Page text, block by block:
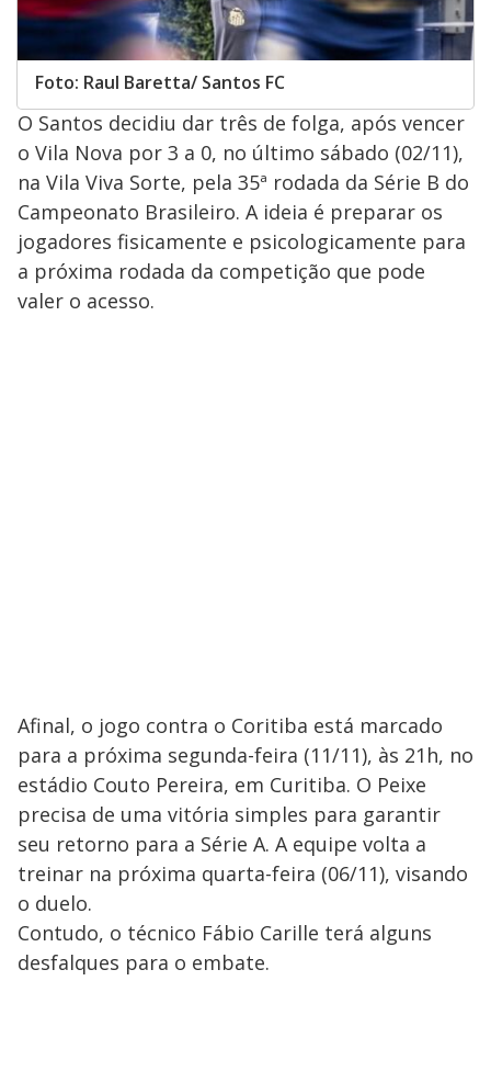
Foto: Raul Baretta/ Santos FC
O Santos decidiu dar três de folga, após vencer
o Vila Nova por 3 a 0, no último sábado (02/11),
na Vila Viva Sorte, pela 35ª rodada da Série B do
Campeonato Brasileiro. A ideia é preparar os
jogadores fisicamente e psicologicamente para
a próxima rodada da competição que pode
valer o acesso.
Afinal, o jogo contra o Coritiba está marcado
para a próxima segunda-feira (11/11), às 21h, no
estádio Couto Pereira, em Curitiba. O Peixe
precisa de uma vitória simples para garantir
seu retorno para a Série A. A equipe volta a
treinar na próxima quarta-feira (06/11), visando
o duelo.
Contudo, o técnico Fábio Carille terá alguns
desfalques para o embate.